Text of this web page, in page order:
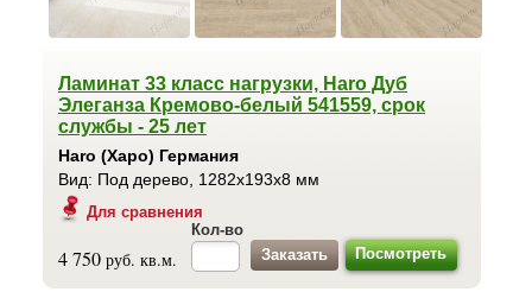
Ламинат 33 класс нагрузки, Haro Дуб
Элеганза Кремово-белый 541559, срок
службы - 25 лет
Haro (Харо) Германия
Вид: Под дерево, 1282x193x8 мм
Для сравнения
4 750 руб. кв.м.
Кол-во
Посмотреть